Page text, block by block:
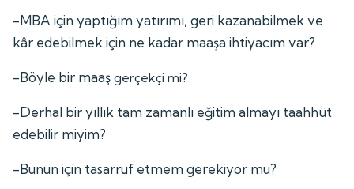
-MBA için yaptığım yatırımı, geri kazanabilmek ve
kâr edebilmek için ne kadar maaşa ihtiyacım var?
-Böyle bir maaşgerçekçi mi?
-Derhal bir yıllık tam zamanlı eğitim almayı taahhüt
edebilir miyim?
-Bunun için tasarruf etmem gerekiyor mu?